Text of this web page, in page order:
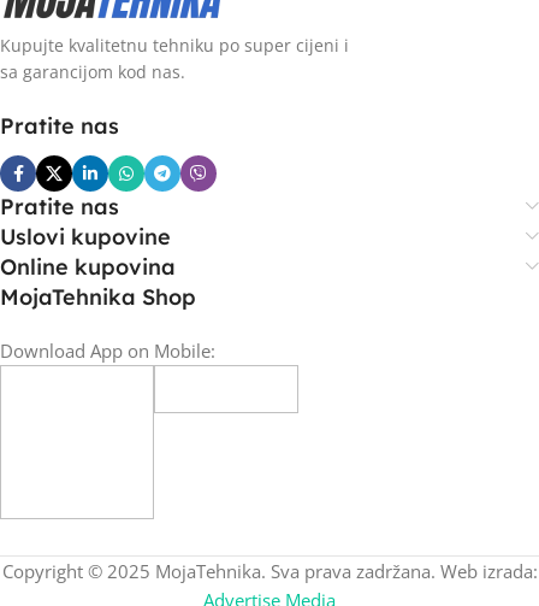
Kupujte kvalitetnu tehniku po super cijeni i
sa garancijom kod nas.
Pratite nas
Pratite nas
Uslovi kupovine
Online kupovina
MojaTehnika Shop
Download App on Mobile:
Copyright © 2025 MojaTehnika. Sva prava zadržana. Web izrada:
Advertise Media